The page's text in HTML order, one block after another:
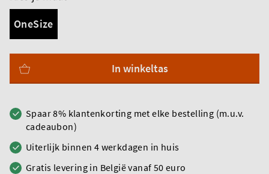
OneSize
In winkeltas
Spaar 8% klantenkorting met elke bestelling (m.u.v.
cadeaubon)
Uiterlijk binnen 4 werkdagen in huis
Gratis levering in België vanaf 50 euro